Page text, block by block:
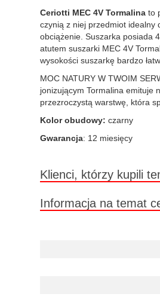
Ceriotti MEC 4V Tormalina to
czynią z niej przedmiot idealny
obciążenie. Suszarka posiada
atutem suszarki MEC 4V
wysokości suszarkę bardzo
MOC NATURY W TWOIM
jonizującym Tormalina emituje
przezroczystą warstwę, która
Kolor obudowy: czarny
Gwarancja: 12 miesięcy
Klienci, którzy kupili
Informacja na temat